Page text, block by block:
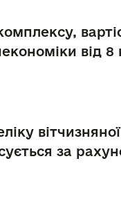
від 8
вітчизняної
за